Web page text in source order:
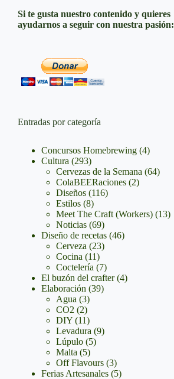
Si te gusta nuestro contenido y quieres
ayudarnos a seguir con nuestra pasión:
Entradas por categoría
Concursos Homebrewing (4)
Cultura (293)
Cervezas de la Semana (64)
ColaBEERaciones (2)
Diseños (116)
Estilos (8)
Meet The Craft (Workers) (13)
Noticias (69)
Diseño de recetas (46)
Cerveza (23)
Cocina (11)
Coctelería (7)
El buzón del crafter(4)
Elaboración (39)
Agua (3)
CO2 (2)
DIY (11)
Levadura (9)
Lúpulo (5)
Malta (5)
Off Flavours (3)
Ferias Artesanales (5)